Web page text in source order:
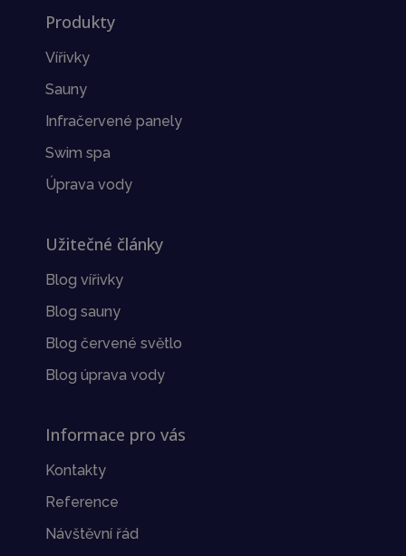
Produkty
Vířivky
Sauny
Infračervené panely
Swim spa
Úprava vody
Užitečné články
Blog vířivky
Blog sauny
Blog červené světlo
Blog úprava vody
Informace pro vás
Kontakty
Reference
Návštěvní řád